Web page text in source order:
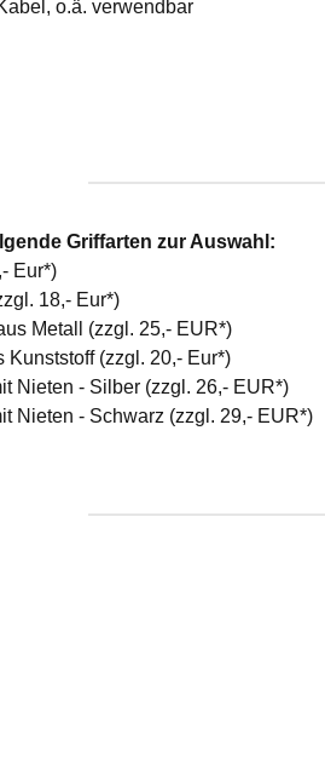
o.ä. verwendbar
Griffarten zur Auswahl:
Eur*)
18,- Eur*)
Metall (zzgl. 25,- EUR*)
Kunststoff (zzgl. 20,- Eur*)
Nieten - Silber (zzgl. 26,- EUR*)
Nieten - Schwarz (zzgl. 29,- EUR*)